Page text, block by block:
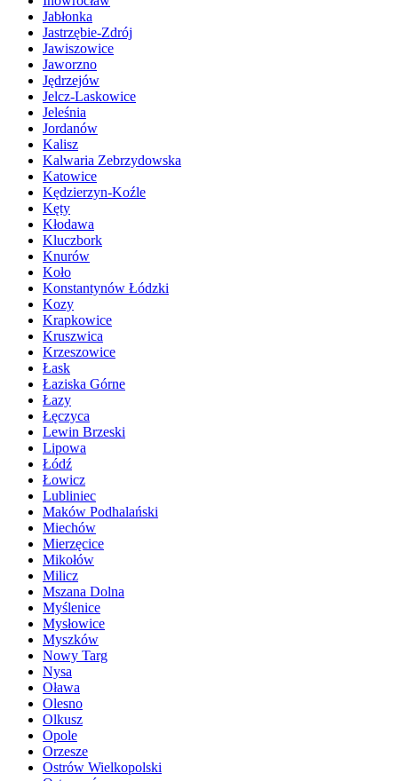
Jabłonka
Jastrzębie-Zdrój
Jawiszowice
Jaworzno
Jędrzejów
Jelcz-Laskowice
Jeleśnia
Jordanów
Kalisz
Kalwaria Zebrzydowska
Katowice
Kędzierzyn-Koźle
Kęty
Kłodawa
Kluczbork
Knurów
Koło
Konstantynów Łódzki
Kozy
Krapkowice
Kruszwica
Krzeszowice
Łask
Łaziska Górne
Łazy
Łęczyca
Lewin Brzeski
Lipowa
Łódź
Łowicz
Lubliniec
Maków Podhalański
Miechów
Mierzęcice
Mikołów
Milicz
Mszana Dolna
Myślenice
Mysłowice
Myszków
Nowy Targ
Nysa
Oława
Olesno
Olkusz
Opole
Orzesze
Ostrów Wielkopolski